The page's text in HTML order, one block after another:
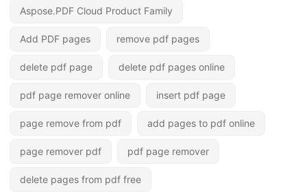
Aspose.PDF Cloud Product Family
Add PDF pages remove pdf pages
delete pdf page delete pdf pages online
pdf page remover online insert pdf page
page remove from pdf add pages to pdf online
page remover pdf pdf page remover
delete pages from pdf free